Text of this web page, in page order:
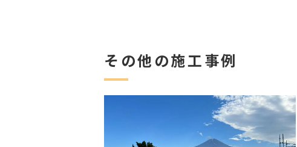
その他の施工事例